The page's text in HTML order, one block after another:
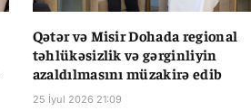
Qətər və Misir Dohada regional
təhlükəsizlik və gərginliyin
azaldılmasını müzakirə edib
25 İyul 2026 21:09